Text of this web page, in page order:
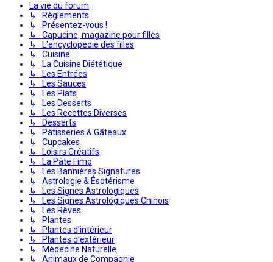
La vie du forum
↳ Règlements
↳ Présentez-vous !
↳ Capucine, magazine pour filles
↳ L'encyclopédie des filles
↳ Cuisine
↳ La Cuisine Diététique
↳ Les Entrées
↳ Les Sauces
↳ Les Plats
↳ Les Desserts
↳ Les Recettes Diverses
↳ Desserts
↳ Pâtisseries & Gâteaux
↳ Cupcakes
↳ Loisirs Créatifs
↳ La Pâte Fimo
↳ Les Bannières Signatures
↳ Astrologie & Ésotérisme
↳ Les Signes Astrologiques
↳ Les Signes Astrologiques Chinois
↳ Les Rêves
↳ Plantes
↳ Plantes d'intérieur
↳ Plantes d'extérieur
↳ Médecine Naturelle
↳ Animaux de Compagnie